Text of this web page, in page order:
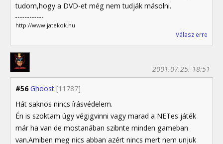
tudom,hogy a DVD-et még nem tudják másolni.
http://www.jatekok.hu
Válasz erre
#56 Ghoost [11787]
2001.07.25. 18:51
Hát saknos nincs írásvédelem.
Én is szoktam úgy végigvinni vagy marad a NETes játék
már ha van de mostanában szibnte minden gameban
van.Amiben meg nics abban azért nincs mert nem unjuk